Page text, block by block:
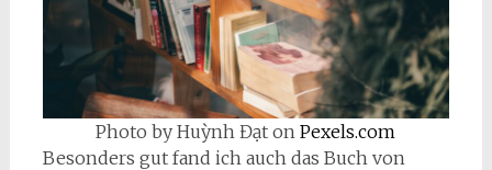
Photo by Huỳnh Đạt onPexels.com
Besonders gut fand ich auch das Buch von